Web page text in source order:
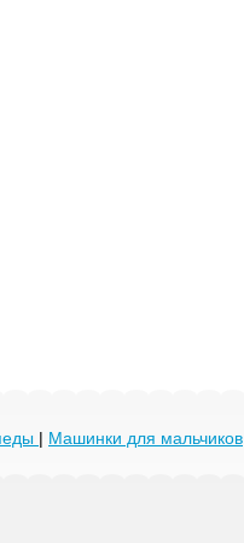
| Машинки для мальчиков